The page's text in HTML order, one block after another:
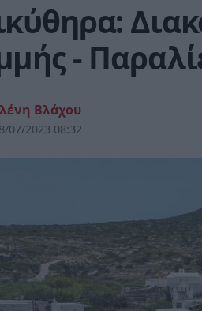
-
Βλάχου
07/2023 08:32